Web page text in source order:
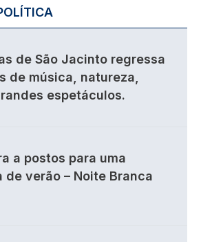
de São Jacinto regressa
de música, natureza,
espetáculos.
a postos para uma
verão – Noite Branca